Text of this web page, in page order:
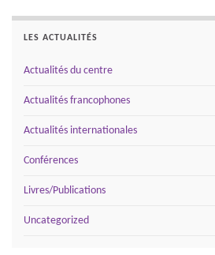
LES ACTUALITÉS
Actualités du centre
Actualités francophones
Actualités internationales
Conférences
Livres/Publications
Uncategorized